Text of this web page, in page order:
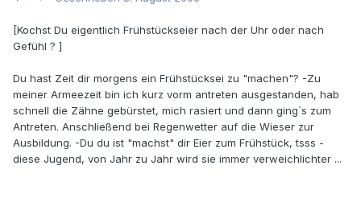
[Kochst Du eigentlich Frühstückseier nach der Uhr oder nach
Gefühl ? ]
Du hast Zeit dir morgens ein Frühstücksei zu "machen"? -Zu
meiner Armeezeit bin ich kurz vorm antreten ausgestanden, hab
schnell die Zähne gebürstet, mich rasiert und dann ging`s zum
Antreten. Anschließend bei Regenwetter auf die Wieser zur
Ausbildung. -Du du ist "machst" dir Eier zum Frühstück, tsss -
diese Jugend, von Jahr zu Jahr wird sie immer verweichlichter ...